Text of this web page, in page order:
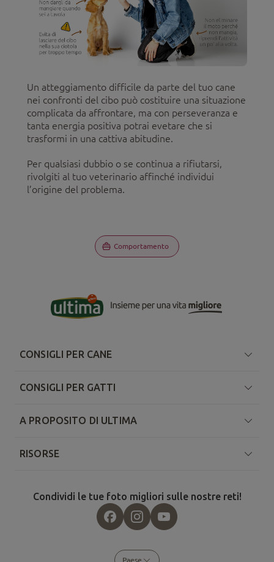
Un atteggiamento difficile da parte del tuo cane
nei confronti del cibo può costituire una situazione
complicata da affrontare, ma con perseveranza e
tanta energia positiva potrai evetare che si
trasformi in una cattiva abitudine.
Per qualsiasi dubbio o se continua a rifiutarsi,
rivolgiti al tuo veterinario affinché individui
l’origine del problema.
Comportamento
CONSIGLI PER CANE
CONSIGLI PER GATTI
A PROPOSITO DI ULTIMA
RISORSE
Condividi le tue foto migliori sulle nostre reti!
Paese